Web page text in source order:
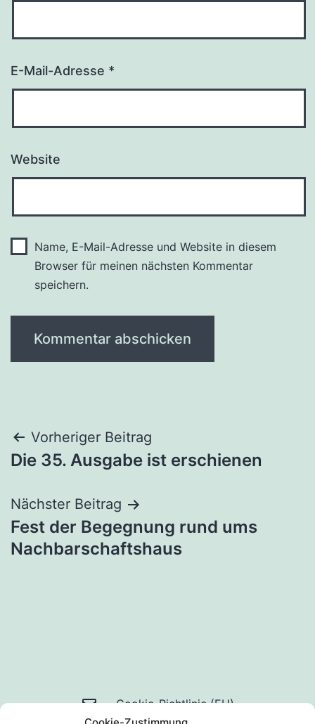
E-Mail-Adresse *
Website
Name, E-Mail-Adresse und Website in diesem
Browser für meinen nächsten Kommentar
speichern.
Beitragsnavigation
Vorheriger Beitrag
Die 35. Ausgabe ist erschienen
Nächster Beitrag
Fest der Begegnung rund ums
Nachbarschaftshaus
MailCookie-Richtlinie (EU)